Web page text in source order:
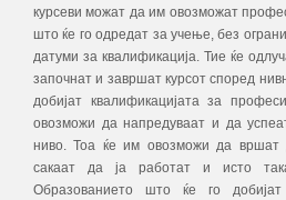
курсеви можат да им овозможат
што ќе го одредат за учење, без
датуми за квалификација. Тие ќе
започнат и завршат курсот според
добијат квалификацијата за
овозможи да напредуваат и да
ниво. Тоа ќе им овозможи да вршат
сакаат да ја работат и исто
Образованието што ќе го